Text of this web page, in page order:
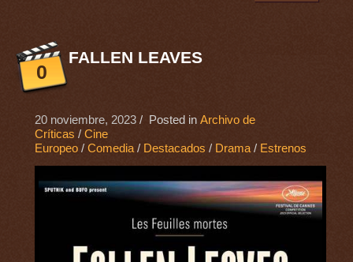
0
FALLEN LEAVES
20 noviembre, 2023/ Posted in Archivo de
Críticas / Cine
Europeo/ Comedia/ Destacados / Drama/ Estrenos